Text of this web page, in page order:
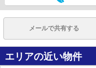
メールで共有する
エリアの近い物件